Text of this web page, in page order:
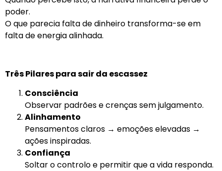
poder.
O que parecia falta de dinheiro transforma-se em
falta de energia alinhada.
Três Pilares para sair da escassez
Consciência
Observar padrões e crenças sem julgamento.
Alinhamento
Pensamentos claros → emoções elevadas →
ações inspiradas.
Confiança
Soltar o controlo e permitir que a vida responda.